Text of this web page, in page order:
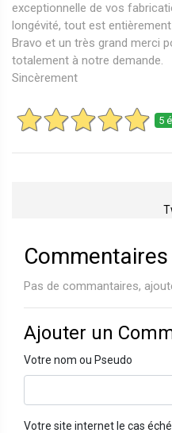
exceptionnelle de vos
longévité, tout est
Bravo et un très grand merci
totalement à notre demande.
Sincèrement
5
Commentaires
Pas de commantaires,
Ajouter un
Votre nom ou Pseudo
Votre site internet le cas